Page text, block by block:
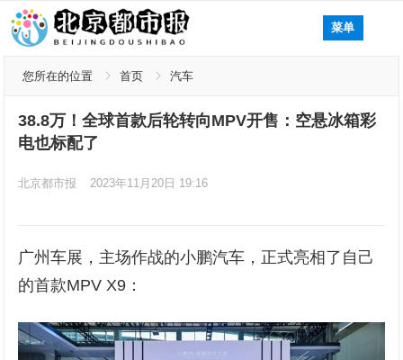
菜单
您所在的位置 首页 汽车
38.8万！全球首款后轮转向MPV开售：空悬冰箱彩
电也标配了
北京都市报 2023年11月20日 19:16
广州车展，主场作战的小鹏汽车，正式亮相了自己
的首款MPV X9：